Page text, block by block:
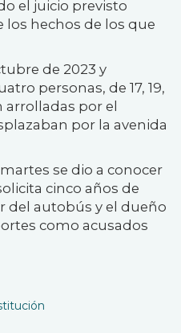
el juicio previsto
hechos de los que
de 2023 y
personas, de 17, 19,
arrolladas por el
por la avenida
se dio a conocer
cinco años de
del autobús y el dueño
como acusados